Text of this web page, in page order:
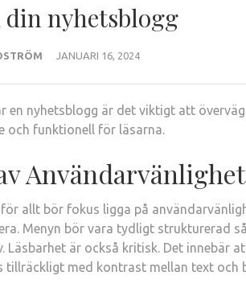
din nyhetsblogg
JANUARI 16, 2024
en nyhetsblogg är det viktigt att
och funktionell för läsarna.
allt bör fokus ligga på
Menyn bör vara tydligt strukturerad
Läsbarhet är också kritisk. Det
tillräckligt med kontrast mellan text och